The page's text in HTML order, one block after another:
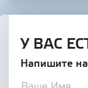
У ВАС
Напишите